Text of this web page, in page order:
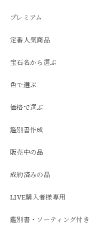
プレミアム
定番人気商品
宝石名から選ぶ
色で選ぶ
価格で選ぶ
鑑別書作成
販売中の品
成約済みの品
LIVE購入者様専用
鑑別書・ソーティング付き